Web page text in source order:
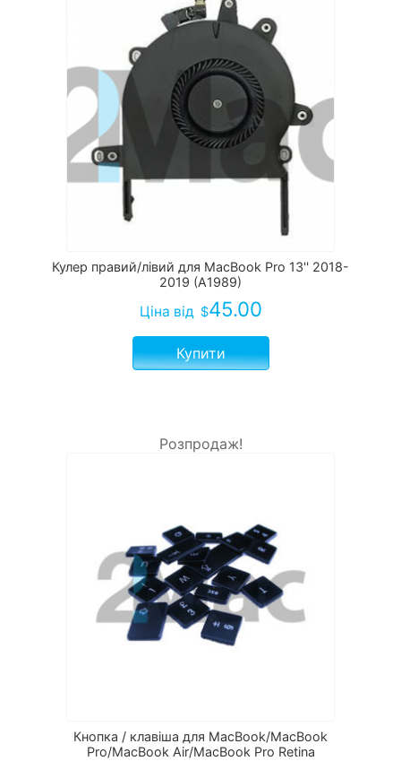
Кулер правий/лівий для MacBook Pro 13'' 2018-
2019 (A1989)
Ціна від $45.00
Купити
Розпродаж!
Кнопка / клавіша для MacBook/MacBook
Pro/MacBook Air/MacBook Pro Retina